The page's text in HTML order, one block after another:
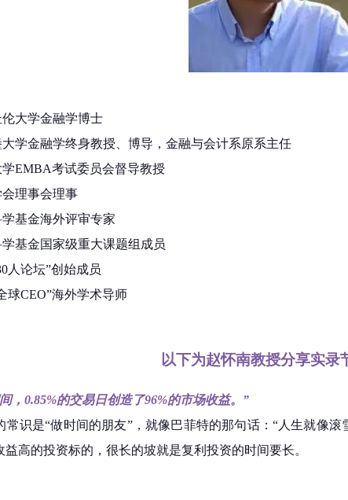
大学金融学博士
学金融学终身教授、博导，金融与会计系原系主任
EMBA考试委员会督导教授
理事会理事
基金海外评审专家
基金国家级重大课题组成员
人论坛”创始成员
球CEO”海外学术导师
以下为赵怀南教授分享实录
，0.85%的交易日创造了96%的市场收益。 ”
常识是“做时间的朋友”，就像巴菲特的那句话：“人生就像
高的投资标的，很长的坡就是复利投资的时间要长。